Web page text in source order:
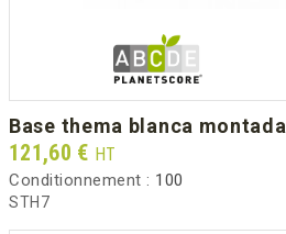
base thema blanca montada
Prix
121,60 € HT
Conditionnement : 100
STH7